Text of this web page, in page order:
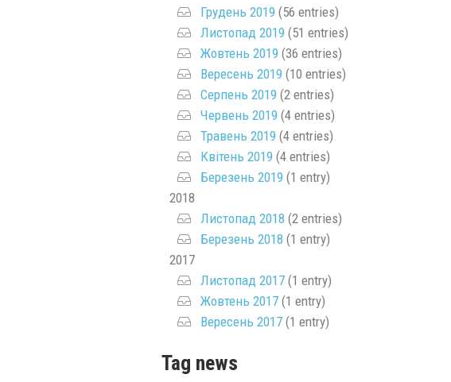
Грудень 2019 (56 entries)
Листопад 2019 (51 entries)
Жовтень 2019 (36 entries)
Вересень 2019 (10 entries)
Серпень 2019 (2 entries)
Червень 2019 (4 entries)
Травень 2019 (4 entries)
Квітень 2019 (4 entries)
Березень 2019 (1 entry)
2018
Листопад 2018 (2 entries)
Березень 2018 (1 entry)
2017
Листопад 2017(1 entry)
Жовтень 2017(1 entry)
Вересень 2017(1 entry)
Tag news